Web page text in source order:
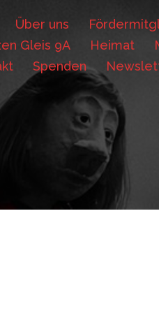
Über uns
Gleis 9A Heimat
Spenden